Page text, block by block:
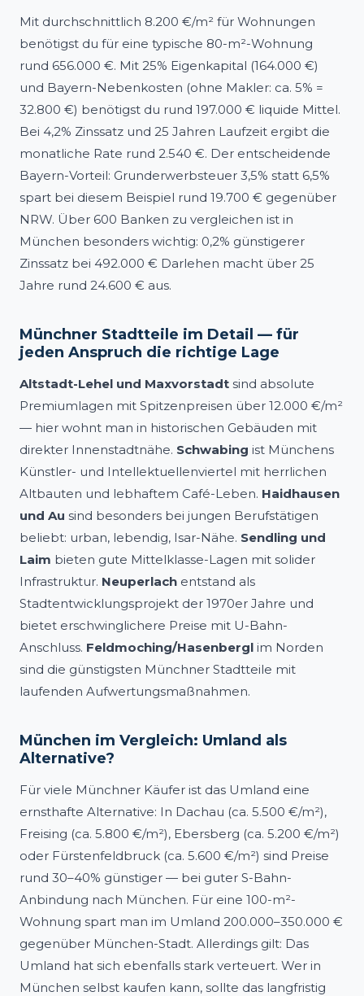
Mit durchschnittlich 8.200 €/m² für Wohnungen
benötigst du für eine typische 80-m²-Wohnung
rund 656.000 €. Mit 25% Eigenkapital (164.000 €)
und Bayern-Nebenkosten (ohne Makler: ca. 5% =
32.800 €) benötigst du rund 197.000 € liquide Mittel.
Bei 4,2% Zinssatz und 25 Jahren Laufzeit ergibt die
monatliche Rate rund 2.540 €. Der entscheidende
Bayern-Vorteil: Grunderwerbsteuer 3,5% statt 6,5%
spart bei diesem Beispiel rund 19.700 € gegenüber
NRW. Über 600 Banken zu vergleichen ist in
München besonders wichtig: 0,2% günstigerer
Zinssatz bei 492.000 € Darlehen macht über 25
Jahre rund 24.600 € aus.
Münchner Stadtteile im Detail — für
jeden Anspruch die richtige Lage
Altstadt-Lehel und Maxvorstadt sind absolute
Premiumlagen mit Spitzenpreisen über 12.000 €/m²
— hier wohnt man in historischen Gebäuden mit
direkter Innenstadtnähe. Schwabing ist Münchens
Künstler- und Intellektuellenviertel mit herrlichen
Altbauten und lebhaftem Café-Leben. Haidhausen
und Au sind besonders bei jungen Berufstätigen
beliebt: urban, lebendig, Isar-Nähe. Sendling und
Laim bieten gute Mittelklasse-Lagen mit solider
Infrastruktur. Neuperlach entstand als
Stadtentwicklungsprojekt der 1970er Jahre und
bietet erschwinglichere Preise mit U-Bahn-
Anschluss. Feldmoching/Hasenbergl im Norden
sind die günstigsten Münchner Stadtteile mit
laufenden Aufwertungsmaßnahmen.
München im Vergleich: Umland als
Alternative?
Für viele Münchner Käufer ist das Umland eine
ernsthafte Alternative: In Dachau (ca. 5.500 €/m²),
Freising (ca. 5.800 €/m²), Ebersberg (ca. 5.200 €/m²)
oder Fürstenfeldbruck (ca. 5.600 €/m²) sind Preise
rund 30–40% günstiger — bei guter S-Bahn-
Anbindung nach München. Für eine 100-m²-
Wohnung spart man im Umland 200.000–350.000 €
gegenüber München-Stadt. Allerdings gilt: Das
Umland hat sich ebenfalls stark verteuert. Wer in
München selbst kaufen kann, sollte das langfristig